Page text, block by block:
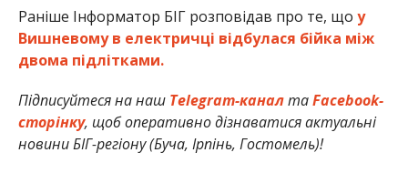
Раніше Інформатор БІГ розповідав про те, що у
Вишневому в електричці відбулася бійка між
двома підлітками.
Підписуйтеся на наш Telegram-каналтаFacebook-
сторінку, щоб оперативно дізнаватися актуальні
новини БІГ-регіону (Буча, Ірпінь, Гостомель)!